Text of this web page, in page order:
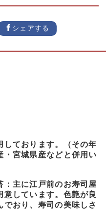
シェアする
しております。（その年
・宮城県産などと併用い
：主に江戸前のお寿司屋
意しています。色艶が良
でおり、寿司の美味しさ